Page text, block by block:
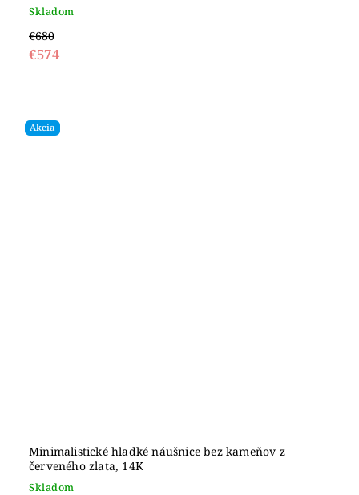
Skladom
€680
€574
Akcia
Minimalistické hladké náušnice bez kameňov z
červeného zlata, 14K
Skladom